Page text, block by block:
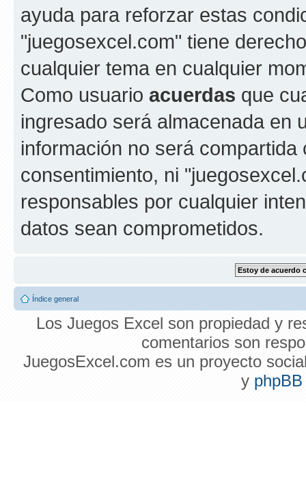
ayuda para reforzar estas
"juegosexcel.com" tiene
cualquier tema en cualquier
Como usuario acuerdas que
ingresado será almacenada en
información no será
consentimiento, ni
responsables por cualquier
datos sean comprometidos.
Índice general
Los Juegos Excel son propiedad y
comentarios son
JuegosExcel.com es un proyecto
y phpBB